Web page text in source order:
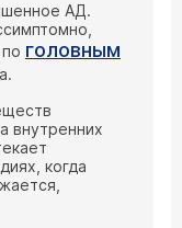
АД.
головным
внутренних
когда